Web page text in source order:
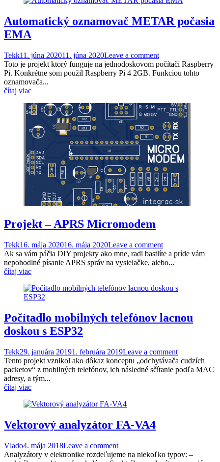
Automatický oznamovač METAR počasia
EMA
Tekk11. júna 202011. júna 2020Leave a comment
Toto je projekt ktorý funguje na jednodoskovom počítači Raspberry
Pi. Konkrétne som použil Raspberry Pi 4 2GB. Funkciou tohto
oznamovača...
čítaj viac
Projekt – APRS Micromodem
Tekk16. mája 202016. mája 2020Leave a comment
Ak sa vám páčia DIY projekty ako mne, radi bastlíte a príde vám
nepohodlné písanie APRS správ na vysielačke, alebo...
čítaj viac
Počítadlo mobilných telefónov lacnou
doskou s ESP32
Tekk29. januára 20191. februára 2019Leave a comment
Tento projekt vznikol ako dôkaz konceptu „odchytávača cudzích
packetov“ z mobilných telefónov, ich následné sčítanie podľa MAC
adresy, a tým...
čítaj viac
Vektorový analyzátor FA-VA4
Vlado4. mája 2018Leave a comment
Analyzátory v elektronike rozdeľujeme na niekoľko typov: –